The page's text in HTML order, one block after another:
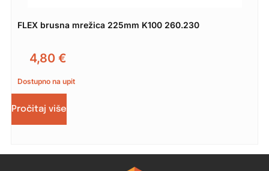
FLEX brusna mrežica 225mm K100 260.230
4,80 €
Dostupno na upit
Pročitaj više